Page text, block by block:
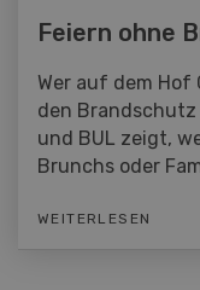
Feiern ohne
Wer auf dem Hof
den Brandschutz
und BUL zeigt,
Brunchs oder
WEITERLESEN